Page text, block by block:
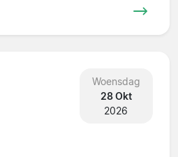
Woensdag
28 Okt
2026